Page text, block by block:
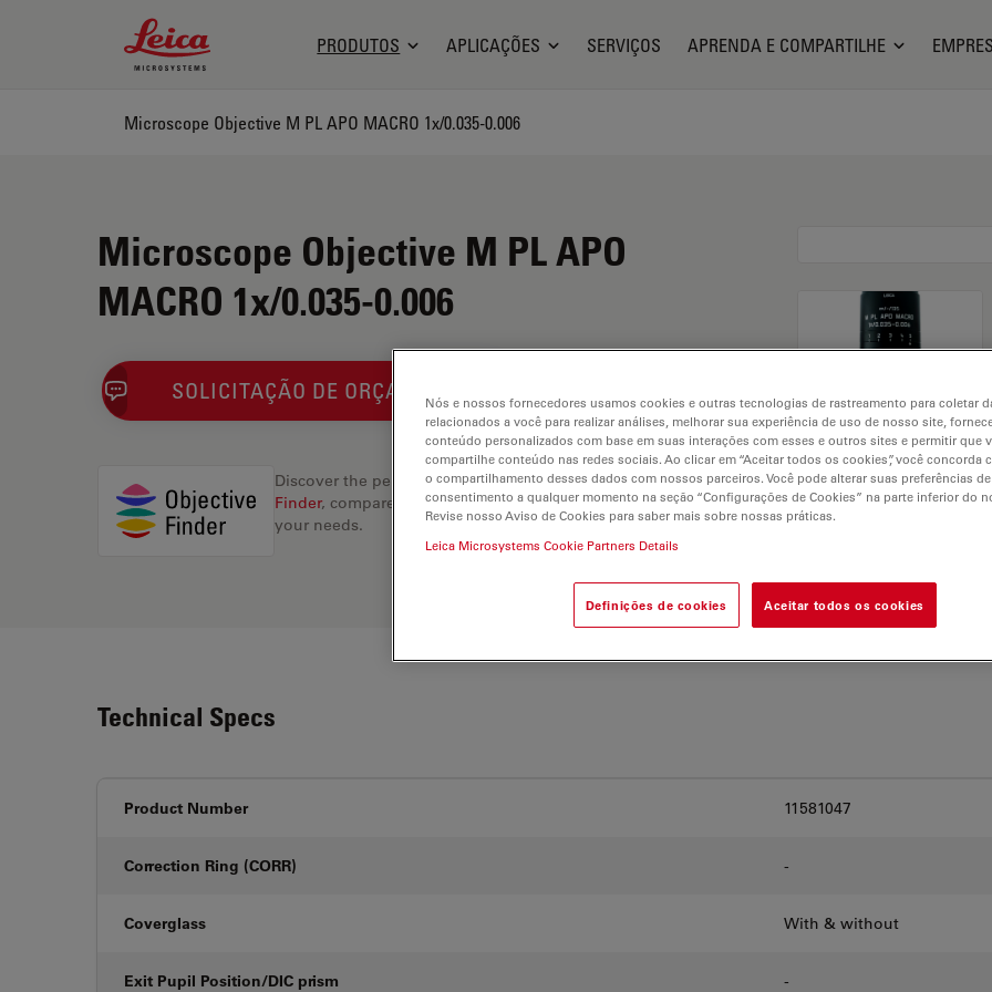
Leica Microsystems Logo
PRODUTOS APLICAÇÕES SERVIÇOS APRENDA E COMPARTILHE
Microscope Objective M PL APO MACRO 1x/0.035-0.006
Microscope Objective M PL APO
MACRO 1x/0.035-0.006
SOLICITAÇÃO DE ORÇAMENTO
Discover the perfect solution. Explore our Objective
Finder, compare alternatives, and find the best fit for
your needs.
Technical Specs
Product Number 11581047
Correction Ring (CORR) -
Coverglass With & without
Exit Pupil Position/DIC prism -
Nós e nossos fornecedores usamos cookies e outras tecnologias de rastreamento para coletar
relacionados a você para realizar análises, melhorar sua experiência de uso de nosso site,
conteúdo personalizados com base em suas interações com esses e outros sites e permitir que
compartilhe conteúdo nas redes sociais. Ao clicar em “Aceitar todos os cookies”, você concorda
o compartilhamento desses dados com nossos parceiros. Você pode alterar suas preferências de
consentimento a qualquer momento na seção “Configurações de Cookies” na parte inferior do
Revise nosso Aviso de Cookies para saber mais sobre nossas práticas.
Leica Microsystems Cookie Partners Details
Definições de cookies Aceitar todos os cookies